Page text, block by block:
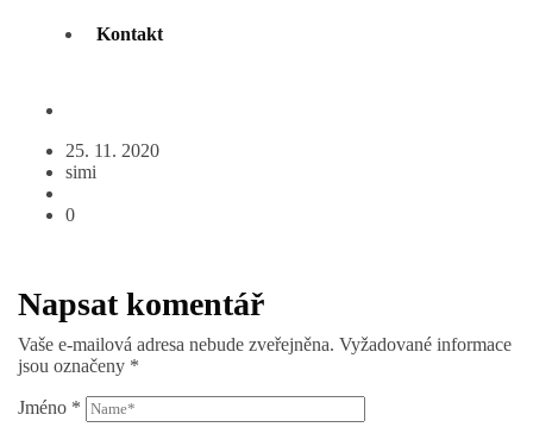
Kontakt
25. 11. 2020
simi
0
Napsat komentář
Vaše e-mailová adresa nebude zveřejněna. Vyžadované informace
jsou označeny *
Jméno *